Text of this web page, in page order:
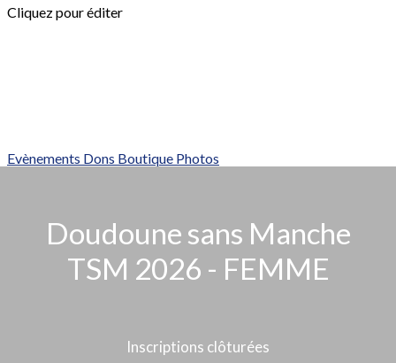
Cliquez pour éditer
Evènements Dons Boutique Photos
Doudoune sans Manche
TSM 2026 - FEMME
Inscriptions clôturées